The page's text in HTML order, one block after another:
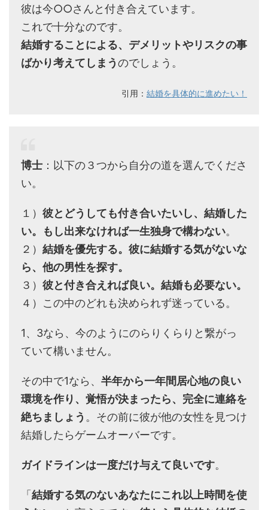
彼は今○○さんと付き合えています。
これで十分なのです。
結婚することによる、デメリットやリスクの事
ばかり考えてしまうのでしょう。
引用： 結婚を具体的に進めたい！
博士 ：以下の３つから自分の道を選んでくださ
い。
１） 彼とどうしても付き合いたいし、結婚した
い。もし出来なければ一生独身で構わない。
２） 結婚を優先する。彼に結婚する気がないな
ら、他の男性を探す。
３） 彼と付き合えれば良い。結婚も必要ない。
４）この中のどれも決められず迷っている。
1、3なら、今のようにのらりくらりと繋がっ
ていて構いません。
その中で1なら、 半年から一年間居心地の良い
環境を作り、 覚悟が決まったら、完全に連絡を
絶ちましょう 。その前に彼が他の女性を見つけ
結婚したらゲームオーバーです。
ガイドラインは一度だけ与えて良いです。
「結婚する気のないあなたにこれ以上時間を使